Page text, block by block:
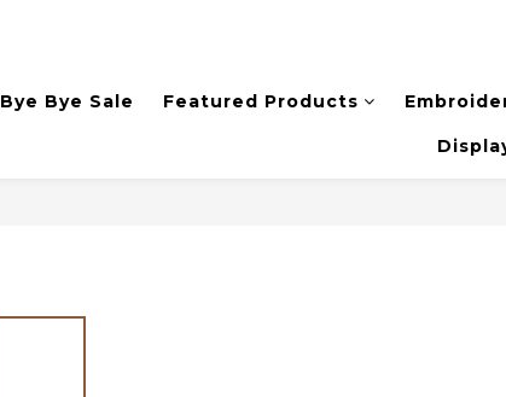
Bye Bye Sale Featured Products